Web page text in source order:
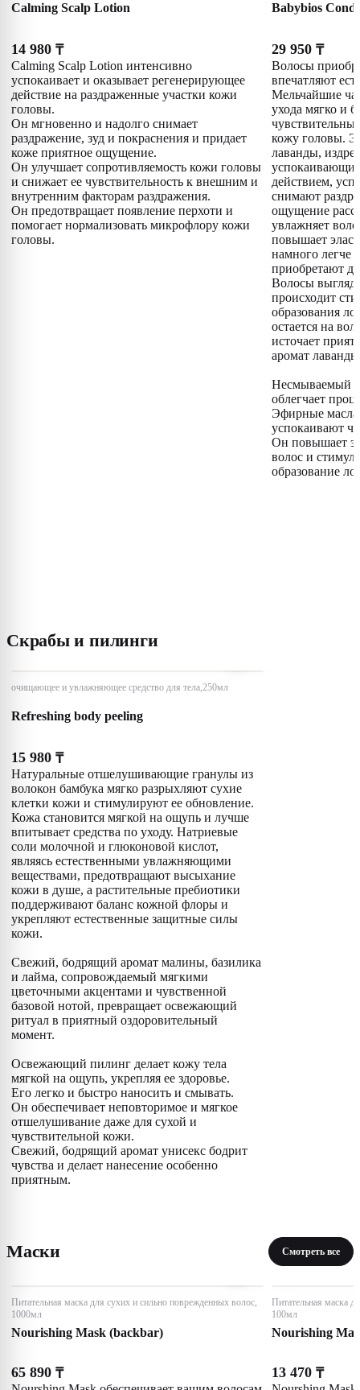
Calming Scalp Lotion
14 980 ₸
Calming Scalp Lotion интенсивно
успокаивает и оказывает регенерирующее
действие на раздраженные участки кожи
головы.
Он мгновенно и надолго снимает
раздражение, зуд и покраснения и придает
коже приятное ощущение.
Он улучшает сопротивляемость кожи головы
и снижает ее чувствительность к внешним и
внутренним факторам раздражения.
Он предотвращает появление перхоти и
помогает нормализовать микрофлору кожи
головы.
Babybios
29 950 ₸
Волосы
впечатляют
Мельчайшие
ухода мягко и
кожу головы.
лаванды,
действием,
снимают
ощущение
увлажняет
повышает
намного легче
приобретают
Волосы
происходит
образования
остается на
источает
аромат
Несмываемый
облегчает
Эфирные
успокаивают
Он повышает
волос и
образование
Скрабы и пилинги
очищающее и увлажняющее средство для тела,250мл
Refreshing body peeling
15 980 ₸
Натуральные отшелушивающие гранулы из
волокон бамбука мягко разрыхляют сухие
клетки кожи и стимулируют ее обновление.
Кожа становится мягкой на ощупь и лучше
впитывает средства по уходу. Натриевые
соли молочной и глюконовой кислот,
являясь естественными увлажняющими
веществами, предотвращают высыхание
кожи в душе, а растительные пребиотики
поддерживают баланс кожной флоры и
укрепляют естественные защитные силы
кожи.
Свежий, бодрящий аромат малины, базилика
и лайма, сопровождаемый мягкими
цветочными акцентами и чувственной
базовой нотой, превращает освежающий
ритуал в приятный оздоровительный
момент.
Освежающий пилинг делает кожу тела
мягкой на ощупь, укрепляя ее здоровье.
Его легко и быстро наносить и смывать.
Он обеспечивает неповторимое и мягкое
отшелушивание даже для сухой и
чувствительной кожи.
Свежий, бодрящий аромат унисекс бодрит
чувства и делает нанесение особенно
приятным.
Маски Смотреть все
Питательная маска для сухих и сильно поврежденных волос,
1000мл
Nourishing Mask (backbar)
65 890 ₸
Питательная маска
100мл
Nourishing
13 470 ₸